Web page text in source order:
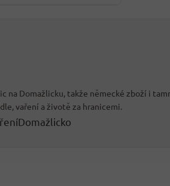
na Domažlicku, takže německé zboží i
vaření a životě za hranicemi.
Domažlicko